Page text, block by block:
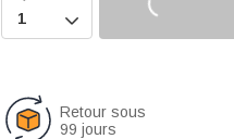

Retour sous
99 jours